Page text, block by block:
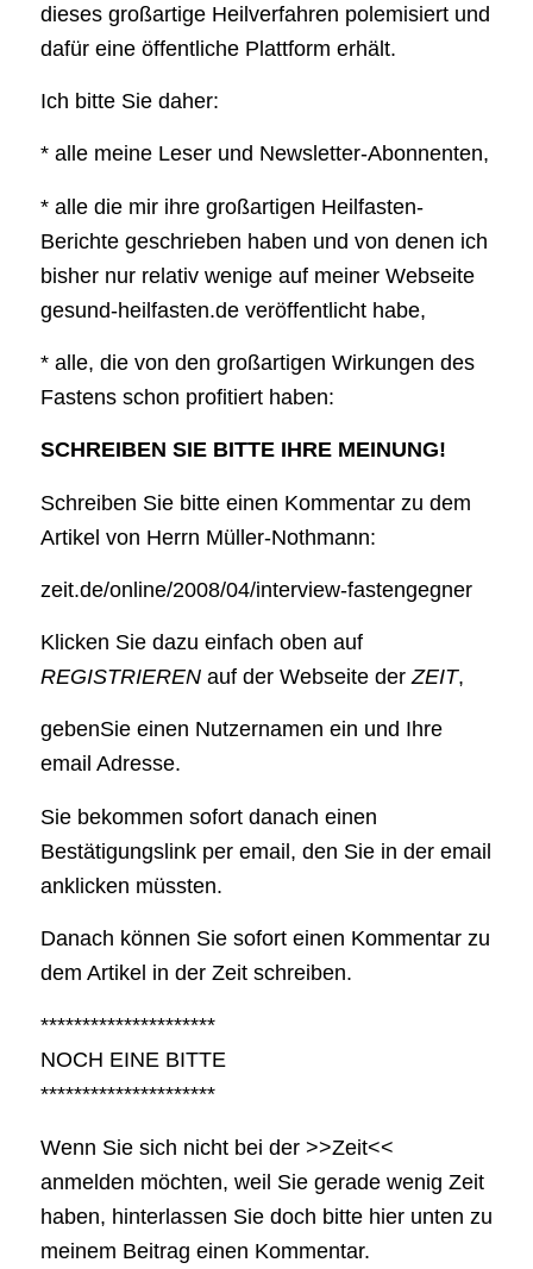
dieses großartige Heilverfahren polemisiert und
dafür eine öffentliche Plattform erhält.
Ich bitte Sie daher:
* alle meine Leser und Newsletter-Abonnenten,
* alle die mir ihre großartigen Heilfasten-
Berichte geschrieben haben und von denen ich
bisher nur relativ wenige auf meiner Webseite
gesund-heilfasten.de veröffentlicht habe,
* alle, die von den großartigen Wirkungen des
Fastens schon profitiert haben:
SCHREIBEN SIE BITTE IHRE MEINUNG!
Schreiben Sie bitte einen Kommentar zu dem
Artikel von Herrn Müller-Nothmann:
zeit.de/online/2008/04/interview-fastengegner
Klicken Sie dazu einfach oben auf
REGISTRIERENauf der Webseite derZEIT,
gebenSie einen Nutzernamen ein und Ihre
email Adresse.
Sie bekommen sofort danach einen
Bestätigungslink per email, den Sie in der email
anklicken müssten.
Danach können Sie sofort einen Kommentar zu
dem Artikel in der Zeit schreiben.
*********************
NOCH EINE BITTE
*********************
Wenn Sie sich nicht bei der >>Zeit<<
anmelden möchten, weil Sie gerade wenig Zeit
haben, hinterlassen Sie doch bitte hier unten zu
meinem Beitrag einen Kommentar.